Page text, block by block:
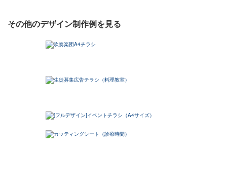
その他のデザイン制作例を見る